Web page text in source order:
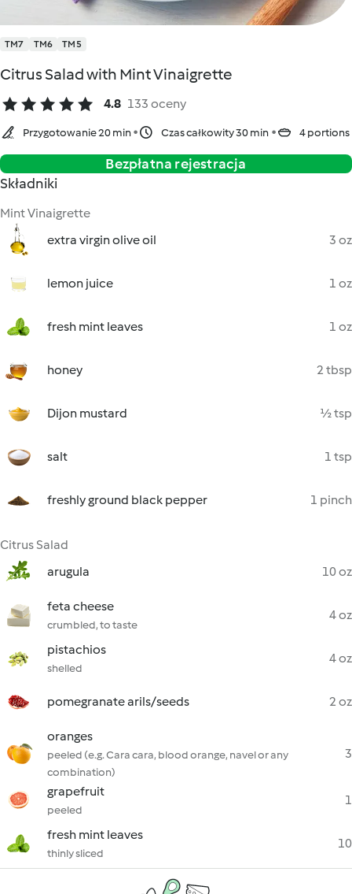
TM7 TM6 TM5
Citrus Salad with Mint Vinaigrette
4.8 133 oceny
Przygotowanie 20 min Czas całkowity 30 min 4 portions
Bezpłatna rejestracja
Składniki
Mint Vinaigrette
extra virgin olive oil
3 oz
lemon juice 1 oz
fresh mint leaves 1 oz
honey 2 tbsp
Dijon mustard ½ tsp
salt 1 tsp
freshly ground black pepper 1 pinch
Citrus Salad
arugula
10 oz
feta cheese
crumbled, to taste
4 oz
pistachios
shelled
4 oz
pomegranate arils/seeds 2 oz
oranges
peeled (e.g. Cara cara, blood orange, navel or any
combination)
3
grapefruit
peeled
1
fresh mint leaves
thinly sliced
10